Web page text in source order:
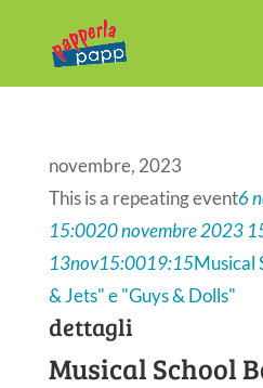
novembre, 2023
This is a repeating event6
15:0020 novembre 2023
13nov15:0019:15Musical
& Jets" e "Guys & Dolls"
dettagli
Musical School